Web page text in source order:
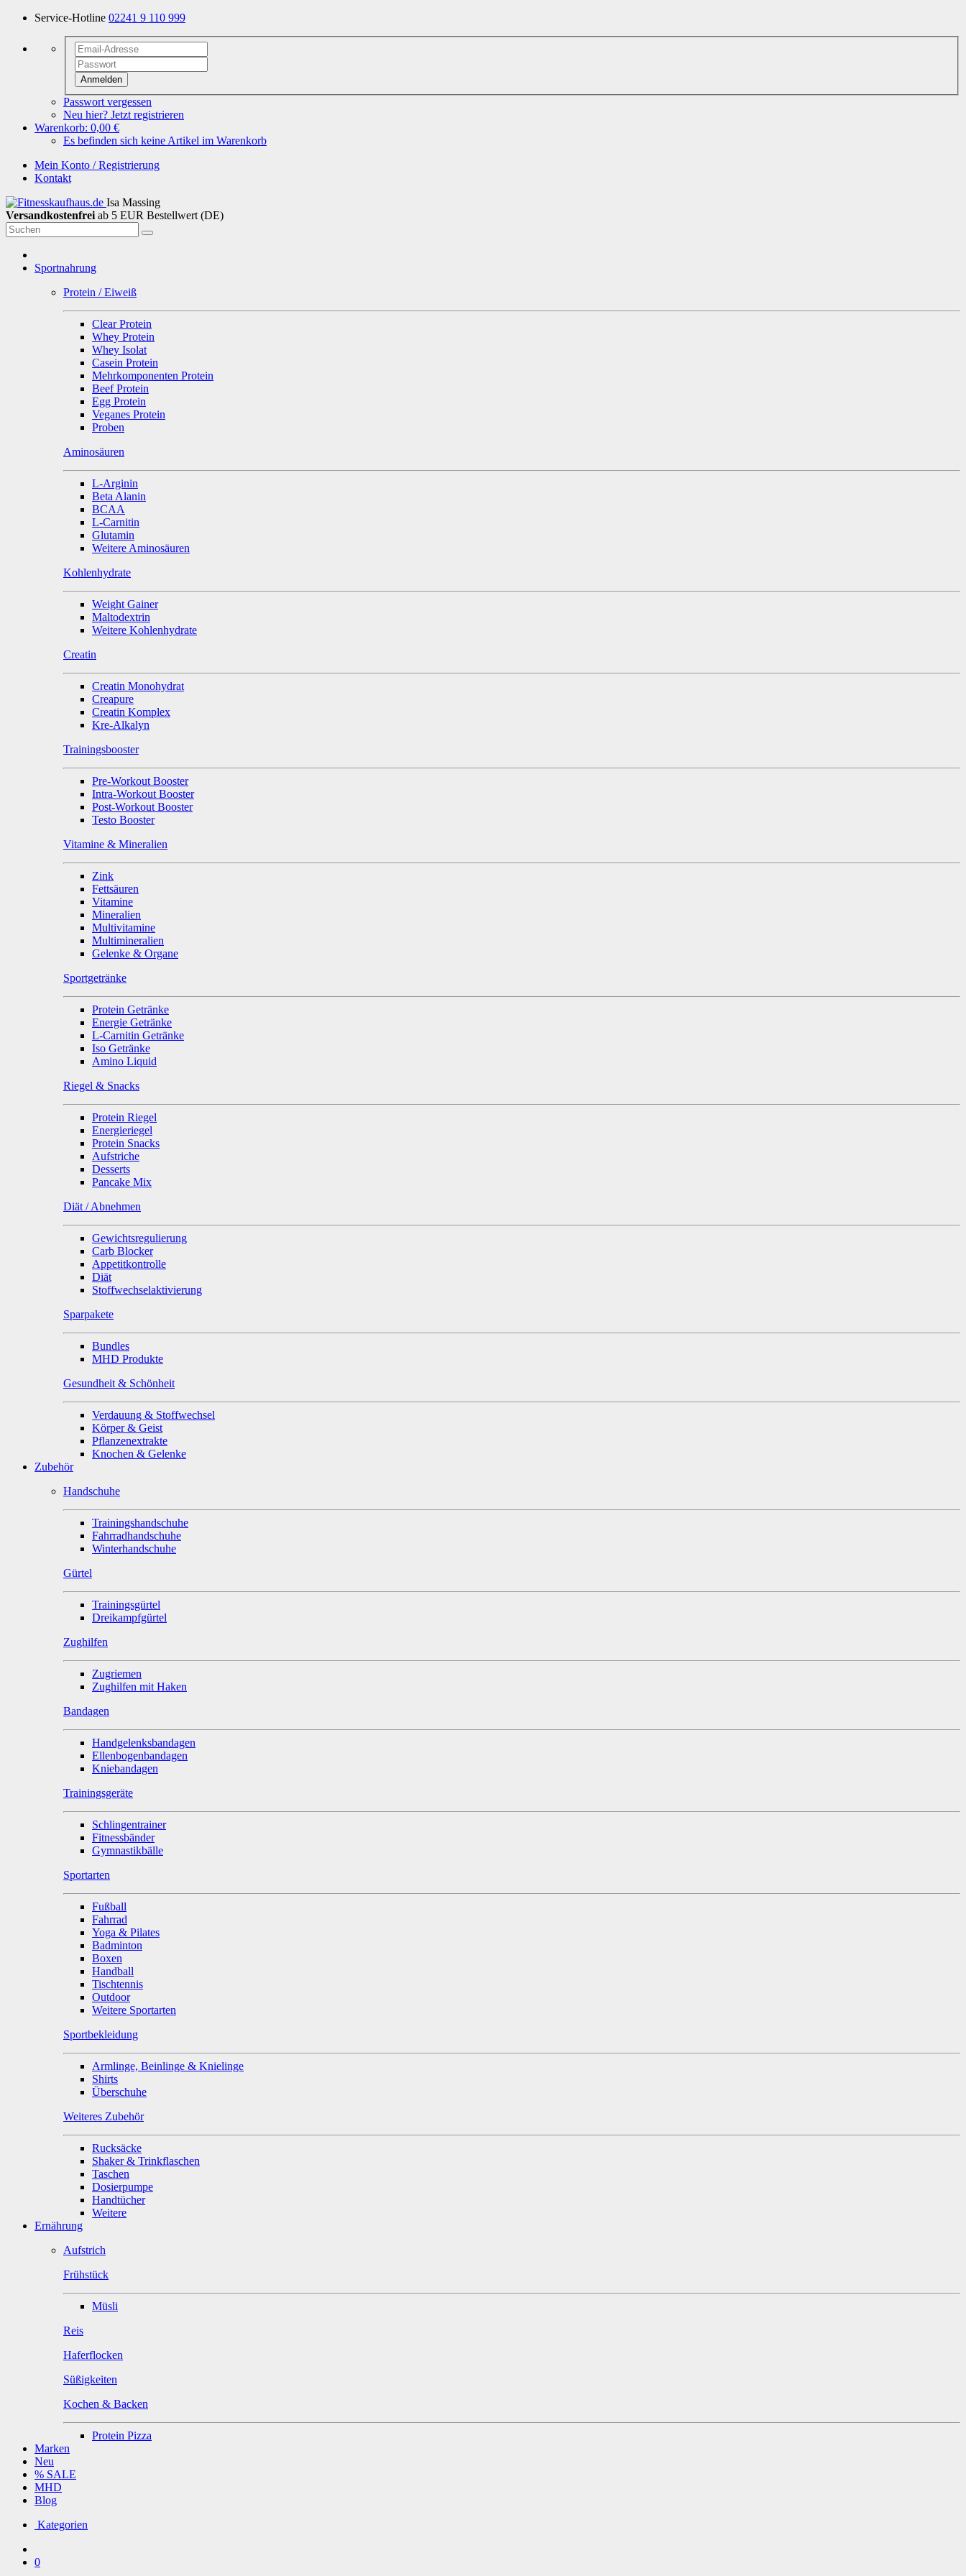
Service-Hotline 02241 9 110 999
Anmelden
Passwort vergessen
Neu hier? Jetzt registrieren
Warenkorb: 0,00 €
Es befinden sich keine Artikel im Warenkorb
Mein Konto / Registrierung
Kontakt
Isa Massing
Versandkostenfrei ab 5 EUR Bestellwert (DE)
Sportnahrung
Protein / Eiweiß
Clear Protein
Whey Protein
Whey Isolat
Casein Protein
Mehrkomponenten Protein
Beef Protein
Egg Protein
Veganes Protein
Proben
Aminosäuren
L-Arginin
Beta Alanin
BCAA
L-Carnitin
Glutamin
Weitere Aminosäuren
Kohlenhydrate
Weight Gainer
Maltodextrin
Weitere Kohlenhydrate
Creatin
Creatin Monohydrat
Creapure
Creatin Komplex
Kre-Alkalyn
Trainingsbooster
Pre-Workout Booster
Intra-Workout Booster
Post-Workout Booster
Testo Booster
Vitamine & Mineralien
Zink
Fettsäuren
Vitamine
Mineralien
Multivitamine
Multimineralien
Gelenke & Organe
Sportgetränke
Protein Getränke
Energie Getränke
L-Carnitin Getränke
Iso Getränke
Amino Liquid
Riegel & Snacks
Protein Riegel
Energieriegel
Protein Snacks
Aufstriche
Desserts
Pancake Mix
Diät / Abnehmen
Gewichtsregulierung
Carb Blocker
Appetitkontrolle
Diät
Stoffwechselaktivierung
Sparpakete
Bundles
MHD Produkte
Gesundheit & Schönheit
Verdauung & Stoffwechsel
Körper & Geist
Pflanzenextrakte
Knochen & Gelenke
Zubehör
Handschuhe
Trainingshandschuhe
Fahrradhandschuhe
Winterhandschuhe
Gürtel
Trainingsgürtel
Dreikampfgürtel
Zughilfen
Zugriemen
Zughilfen mit Haken
Bandagen
Handgelenksbandagen
Ellenbogenbandagen
Kniebandagen
Trainingsgeräte
Schlingentrainer
Fitnessbänder
Gymnastikbälle
Sportarten
Fußball
Fahrrad
Yoga & Pilates
Badminton
Boxen
Handball
Tischtennis
Outdoor
Weitere Sportarten
Sportbekleidung
Armlinge, Beinlinge & Knielinge
Shirts
Überschuhe
Weiteres Zubehör
Rucksäcke
Shaker & Trinkflaschen
Taschen
Dosierpumpe
Handtücher
Weitere
Ernährung
Aufstrich
Frühstück
Müsli
Reis
Haferflocken
Süßigkeiten
Kochen & Backen
Protein Pizza
Marken
Neu
% SALE
MHD
Blog
Kategorien
0